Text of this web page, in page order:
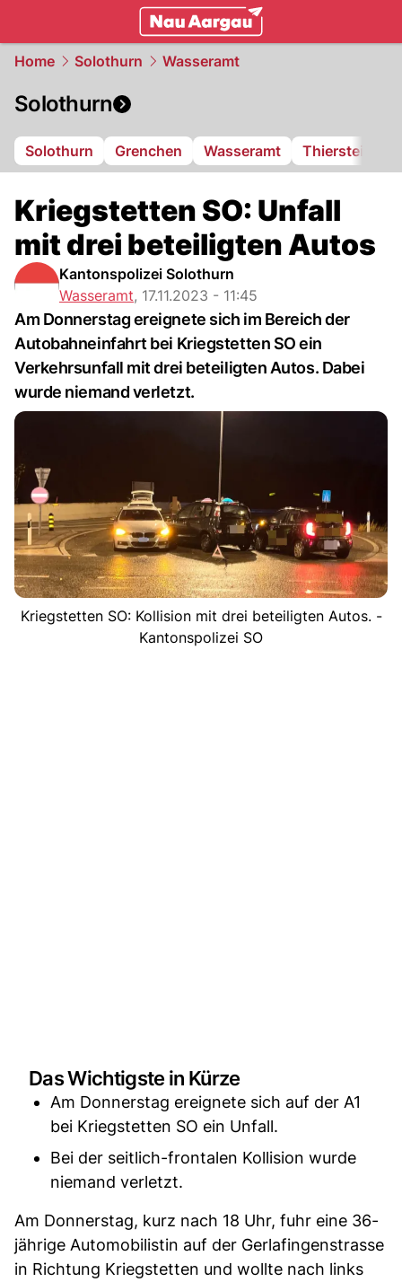
Home Solothurn Wasseramt
Solothurn
Solothurn Grenchen Wasseramt Thierstein
Kriegstetten SO: Unfall
mit drei beteiligten Autos
Kantonspolizei Solothurn
Wasseramt, 17.11.2023 - 11:45
Am Donnerstag ereignete sich im Bereich der
Autobahneinfahrt bei Kriegstetten SO ein
Verkehrsunfall mit drei beteiligten Autos. Dabei
wurde niemand verletzt.
Kriegstetten SO: Kollision mit drei beteiligten Autos. -
Kantonspolizei SO
Das Wichtigste in Kürze
Am Donnerstag ereignete sich auf der A1
bei Kriegstetten SO ein Unfall.
Bei der seitlich-frontalen Kollision wurde
niemand verletzt.
Am Donnerstag, kurz nach 18 Uhr, fuhr eine 36-
jährige Automobilistin auf der Gerlafingenstrasse
in Richtung Kriegstetten und wollte nach links